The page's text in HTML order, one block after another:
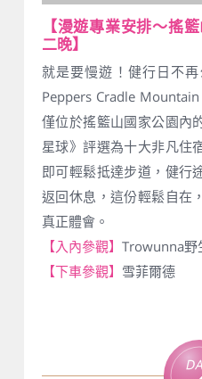
【漫遊專業安排～搖
二晚】
就是要慢遊！健行日不
Peppers Cradle
僅位於搖籃山國家公園內
星球》評選為十大非凡住
即可輕鬆抵達步道，健行
返回休息，這份輕鬆自在
真正體會。
【入內參觀】 Trowunna野
【下車參觀】 雪菲爾德